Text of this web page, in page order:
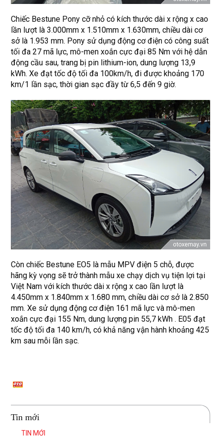
Chiếc Bestune Pony cỡ nhỏ có kích thước dài x rộng x cao
lần lượt là 3.000mm x 1.510mm x 1.630mm, chiều dài cơ
sở là 1.953 mm. Pony sử dụng động cơ điện có công suất
tối đa 27 mã lực, mô-men xoắn cực đại 85 Nm với hệ dẫn
động cầu sau, trang bị pin lithium-ion, dung lượng 13,9
kWh. Xe đạt tốc độ tối đa 100km/h, đi được khoảng 170
km/1 lần sạc, thời gian sạc đầy từ 6,5 đến 9 giờ.
Còn chiếc Bestune EO5 là mẫu MPV điện 5 chỗ, được
hãng kỳ vọng sẽ trở thành mẫu xe chạy dịch vụ tiện lợi tại
Việt Nam với kích thước dài x rộng x cao lần lượt là
4.450mm x 1.840mm x 1.680 mm, chiều dài cơ sở là 2.850
mm. Xe sử dụng động cơ điện 161 mã lực và mô-men
xoắn cực đại 155 Nm, dung lượng pin 55,7 kWh . E05 đạt
tốc độ tối đa 140 km/h, có khả năng vận hành khoảng 425
km sau mỗi lần sạc.
Tin mới
TIN MỚI